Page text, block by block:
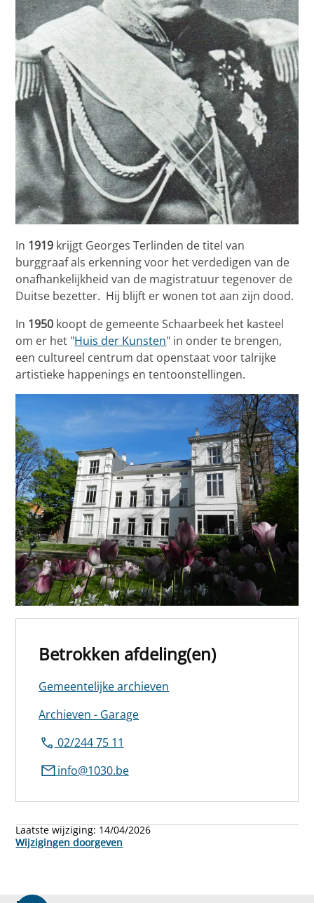
In 1919 krijgt Georges Terlinden de titel van
burggraaf als erkenning voor het verdedigen van de
onafhankelijkheid van de magistratuur tegenover de
Duitse bezetter. Hij blijft er wonen tot aan zijn dood.
In 1950 koopt de gemeente Schaarbeek het kasteel
om er het "Huis der Kunsten" in onder te brengen,
een cultureel centrum dat openstaat voor talrijke
artistieke happenings en tentoonstellingen.
Betrokken afdeling(en)
Gemeentelijke archieven
Archieven - Garage
02/244 75 11
info@1030.be
Laatste wijziging: 14/04/2026
Wijzigingen doorgeven